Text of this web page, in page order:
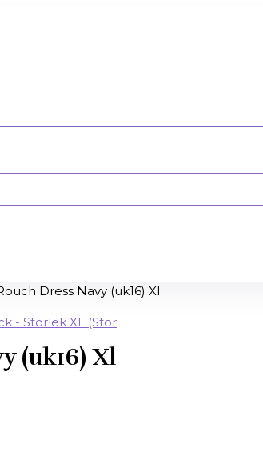
Dress Navy (uk16) Xl
(uk16) Xl